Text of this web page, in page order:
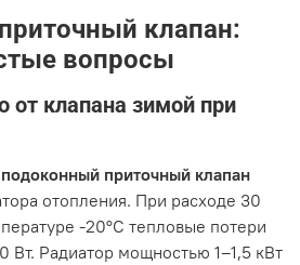
клапан:
вопросы
от клапана зимой при
подоконный приточный клапан
отопления. При расходе 30
-20°C тепловые потери
Вт. Радиатор мощностью 1–1,5 кВт